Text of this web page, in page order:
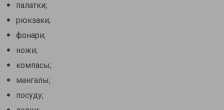
палатки;
рюкзаки;
фонари;
ножи;
компасы;
мангалы;
посуду;